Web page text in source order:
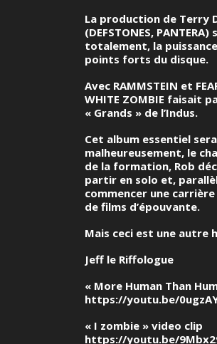
La production de Terry
(DEFSTONES, PANTERA)
totalement, la
points forts du disque.
Avec RAMMSTEIN et
WHITE ZOMBIE faisait
« Grands » de l’Indus.
Cet album essentiel
malheureusement, le
de la formation, Rob
partir en solo et,
commencer une
de films d’épouvante.
Mais ceci est une autre
Jeff le Riffologue
« More Human Than
https://youtu.be/
« I zombie » video clip
https://youtu.be/